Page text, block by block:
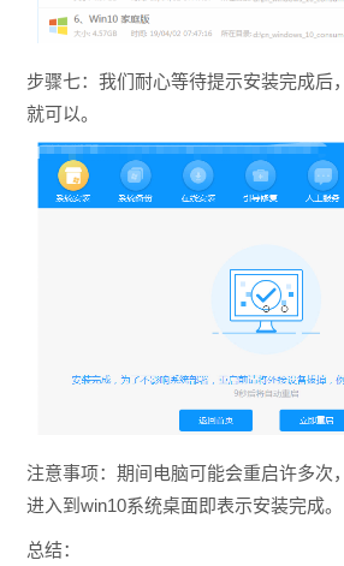
步骤七：我们耐心等待提示安装完成后
就可以。
注意事项：期间电脑可能会重启许多次
进入到win10系统桌面即表示安装完成。
总结：